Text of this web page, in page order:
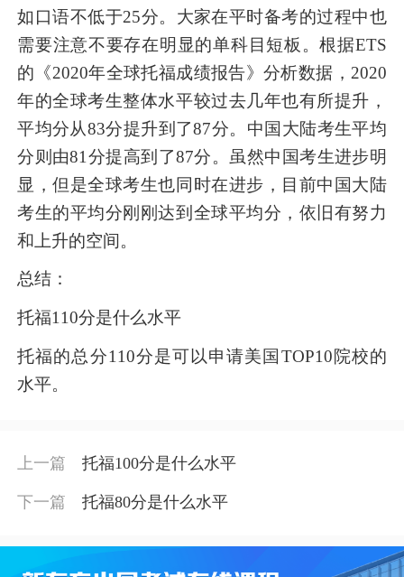
如口语不低于25分。大家在平时备考的过程中也
需要注意不要存在明显的单科目短板。根据ETS
的《2020年全球托福成绩报告》分析数据，2020
年的全球考生整体水平较过去几年也有所提升，
平均分从83分提升到了87分。中国大陆考生平均
分则由81分提高到了87分。虽然中国考生进步明
显，但是全球考生也同时在进步，目前中国大陆
考生的平均分刚刚达到全球平均分，依旧有努力
和上升的空间。
总结：
托福110分是什么水平
托福的总分110分是可以申请美国TOP10院校的
水平。
上一篇 托福100分是什么水平
下一篇 托福80分是什么水平